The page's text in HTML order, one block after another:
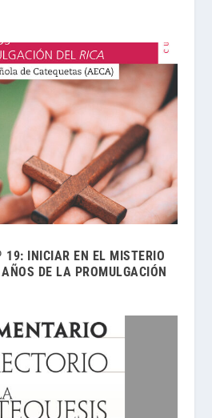
19: INICIAR EN EL MISTERIO
DE LA PROMULGACIÓN